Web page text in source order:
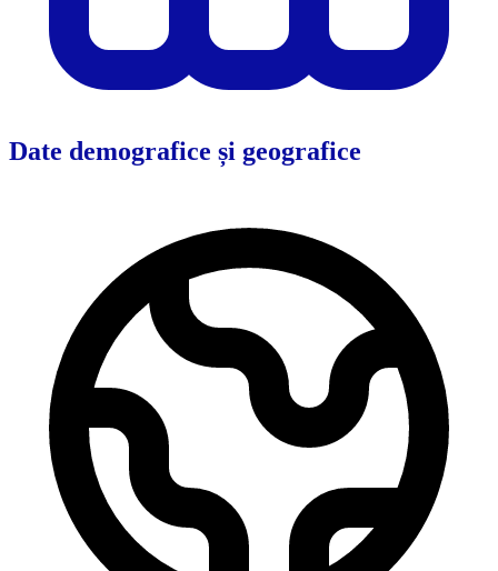
Date demografice și geografice